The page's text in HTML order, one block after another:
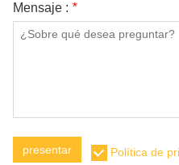
Mensaje : *
presentar Política de